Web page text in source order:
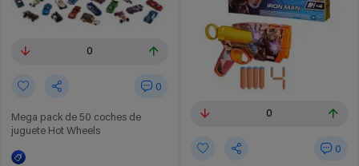
0
0
Mega pack de 50 coches de
juguete Hot Wheels
0
0